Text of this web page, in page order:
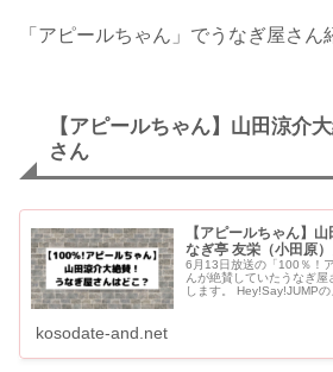
「アピールちゃん」でうなぎ屋さん
【アピールちゃん】山田涼介
さん
【アピールちゃん】
なぎ亭 友栄（小田原
6月13日放送の「100％！
んが絶賛していたうなぎ
します。 Hey!Say!JUMPのメンバーがこれまでにプライベ
kosodate-and.net